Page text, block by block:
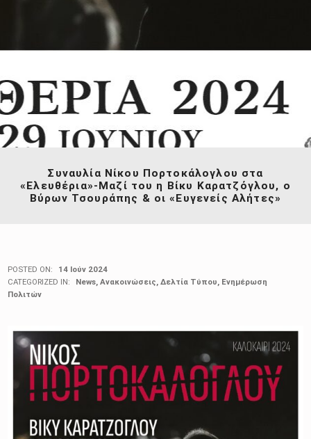
Συναυλία Νίκου Πορτοκάλογλου στα
«Ελευθέρια»-Μαζί του η Βίκυ Καρατζόγλου, ο
Βύρων Τσουράπης & οι «Ευγενείς Αλήτες»
POSTED ON:
14 Ιούν 2024
CATEGORIZED IN:
News, Ανακοινώσεις Δελτία Τύπου Ενημέρωση
Πολιτών